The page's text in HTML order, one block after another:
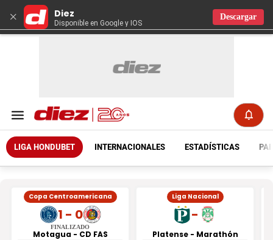
× Diez
Disponible en Google y IOS
Descargar
LIGA HONDUBET INTERNACIONALES ESTADÍSTICAS
Copa Centroamericana
1 - 0
FINALIZADO
Motagua - CD FAS
Liga Nacional
-
Platense - Marathón